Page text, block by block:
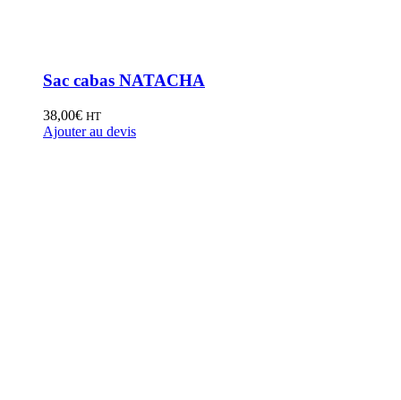
Sac cabas NATACHA
38,00€ HT
Ajouter au devis